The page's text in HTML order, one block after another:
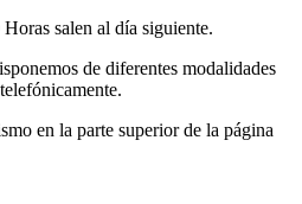
salen al día siguiente.
de diferentes modalidades
en la parte superior de la página